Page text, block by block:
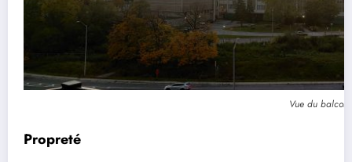
Vue du balcon
Propreté